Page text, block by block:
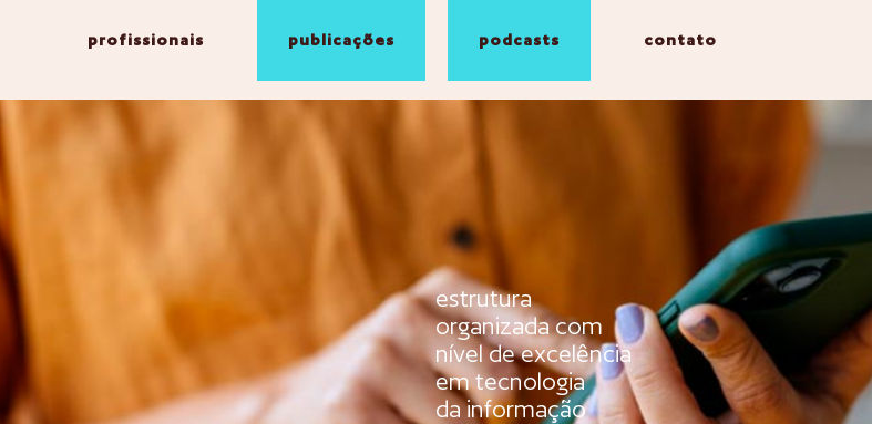
profissionais publicações podcasts contato
estrutura
organizada com
nível de excelência
em tecnologia
da informação